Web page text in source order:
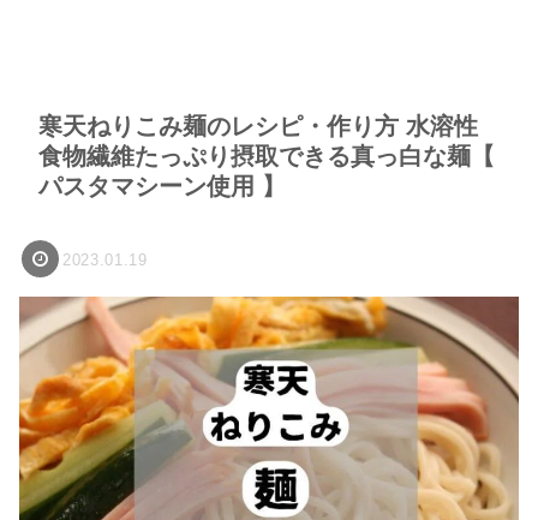
寒天ねりこみ麺のレシピ・作り方 水溶性
食物繊維たっぷり摂取できる真っ白な麺【
パスタマシーン使用 】
2023.01.19